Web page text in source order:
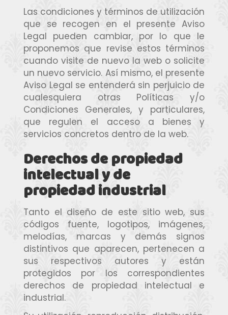
Las condiciones y términos de utilización
que se recogen en el presente Aviso
Legal pueden cambiar, por lo que le
proponemos que revise estos términos
cuando visite de nuevo la web o solicite
un nuevo servicio. Así mismo, el presente
Aviso Legal se entenderá sin perjuicio de
cualesquiera otras Políticas y/o
Condiciones Generales, y particulares,
que regulen el acceso a bienes y
servicios concretos dentro de la web.
Derechos de propiedad
intelectual y de
propiedad industrial
Tanto el diseño de este sitio web, sus
códigos fuente, logotipos, imágenes,
melodías, marcas y demás signos
distintivos que aparecen, pertenecen a
sus respectivos autores y están
protegidos por los correspondientes
derechos de propiedad intelectual e
industrial.